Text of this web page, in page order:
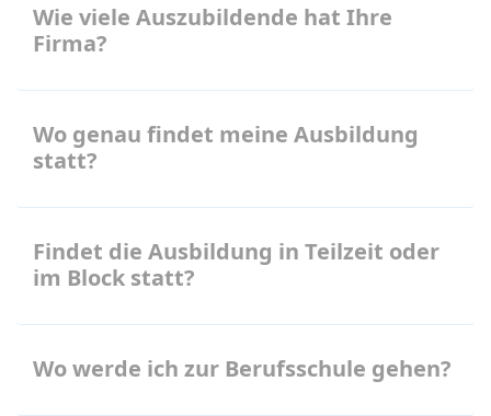
Wie viele Auszubildende hat Ihre
Firma?
Wo genau findet meine Ausbildung
statt?
Findet die Ausbildung in Teilzeit oder
im Block statt?
Wo werde ich zur Berufsschule gehen?